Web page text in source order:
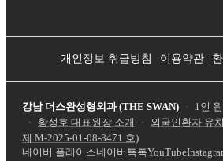
개인정보 취급방침 이용약관
강남 더스완성형외과 (THE SWAN) ·
1인
·
황성호 대표원장 소개 ·
외국인환자 유
제 M-2025-01-08-8471 호)
네이버 플레이스네이버톡톡YouTube